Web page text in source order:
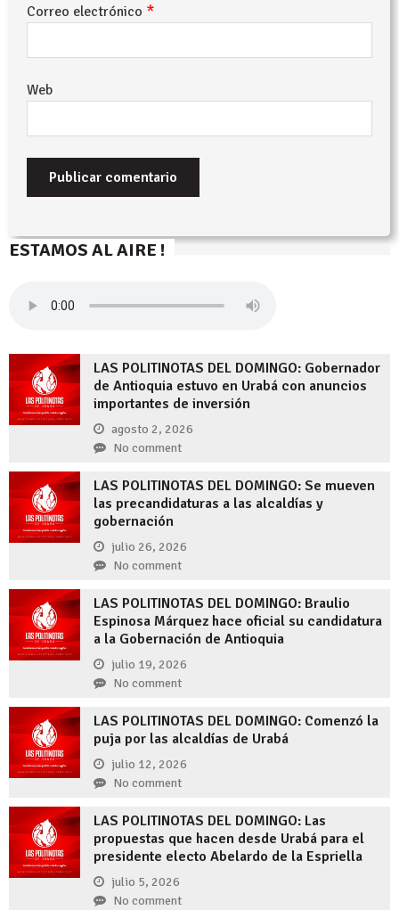
Correo electrónico *
Web
ESTAMOS AL AIRE !
LAS POLITINOTAS DEL DOMINGO: Gobernador
de Antioquia estuvo en Urabá con anuncios
importantes de inversión
agosto 2, 2026
No comment
LAS POLITINOTAS DEL DOMINGO: Se mueven
las precandidaturas a las alcaldías y
gobernación
julio 26, 2026
No comment
LAS POLITINOTAS DEL DOMINGO: Braulio
Espinosa Márquez hace oficial su candidatura
a la Gobernación de Antioquia
julio 19, 2026
No comment
LAS POLITINOTAS DEL DOMINGO: Comenzó la
puja por las alcaldías de Urabá
julio 12, 2026
No comment
LAS POLITINOTAS DEL DOMINGO: Las
propuestas que hacen desde Urabá para el
presidente electo Abelardo de la Espriella
julio 5, 2026
No comment